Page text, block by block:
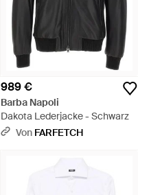
989 €
Barba Napoli
Dakota Lederjacke - Schwarz
Von FARFETCH